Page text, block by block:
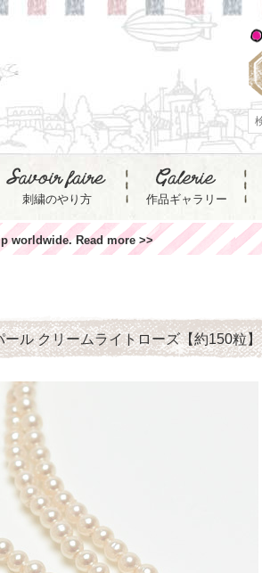
刺繍のやり方 作品ギャラリー
worldwide. Read more >>
ル クリームライトローズ【約150粒】